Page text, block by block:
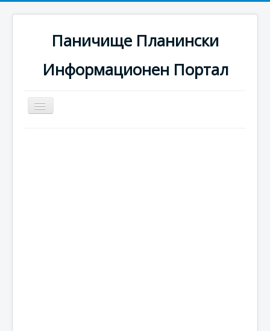
Паничище Планински
Информационен Портал
Превключи
навигация